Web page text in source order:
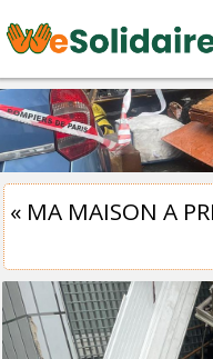
« MA MAISON A